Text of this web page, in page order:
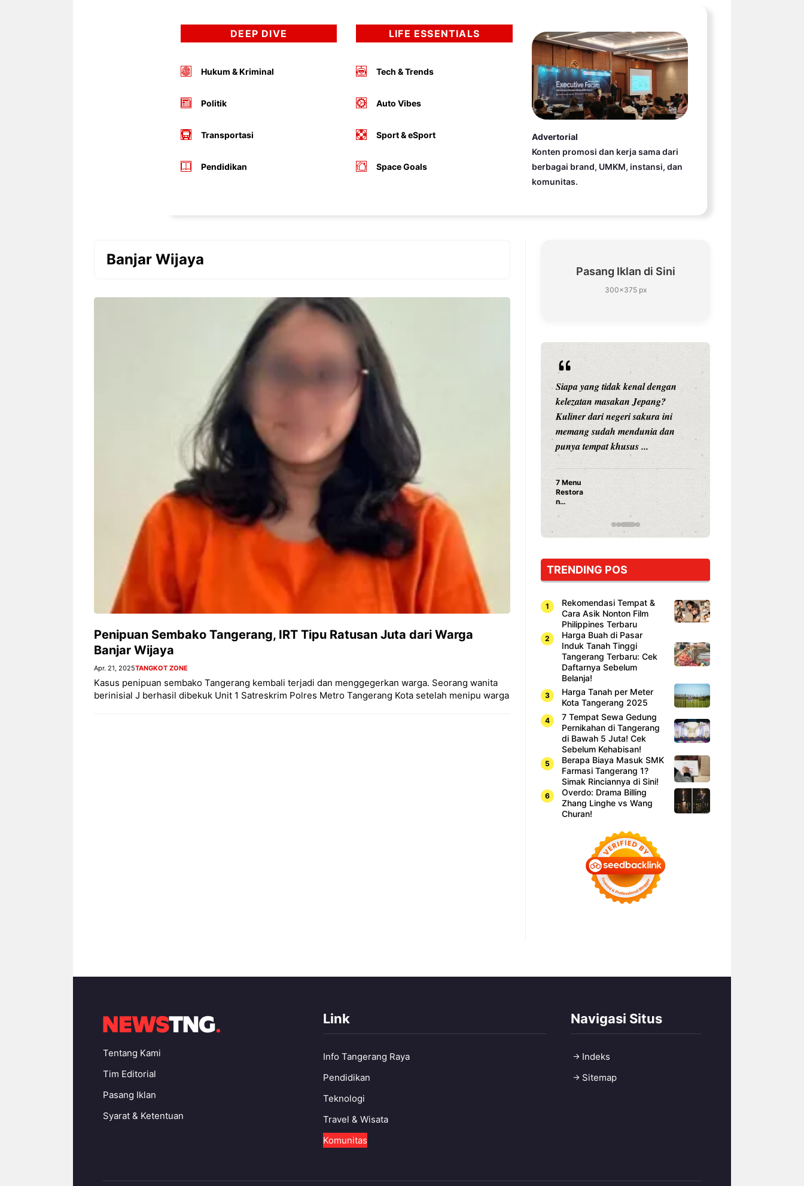
DEEP DIVE
Hukum & Kriminal
Politik
Transportasi
Pendidikan
LIFE ESSENTIALS
Tech & Trends
Auto Vibes
Sport & eSport
Space Goals
Advertorial
Konten promosi dan kerja sama dari
berbagai brand, UMKM, instansi, dan
komunitas.
Banjar Wijaya
Penipuan Sembako Tangerang, IRT Tipu Ratusan Juta dari Warga
Banjar Wijaya
Apr. 21, 2025TANGKOT ZONE
Kasus penipuan sembako Tangerang kembali terjadi dan menggegerkan warga. Seorang wanita
berinisial J berhasil dibekuk Unit 1 Satreskrim Polres Metro Tangerang Kota setelah menipu warga
Pasang Iklan di Sini
300×375 px
Ayam Panggang! Cuma Rp
15 Ribu, Resep Rahasia
Bandung – Menyambut pergantian
tahun 2026, restoran all you can
eat Kakkoii All You Can Eat
Bandung menghadirkan
penawaran spesial ...
Sambut 2026, Kakkoii
Bandung Hadirkan Pesta All
You Can Eat Mulai Rp
145.000
Pernah gak sih kamu mulai
ngerjain sesuatu cuma buat iseng-
iseng, eh ternyata malah jadi
peluang bisnis yang
menguntungkan? Nah, itulah ...
Dari Iseng Jadi Cuan: Kisah
TUM_ATUL yang Ubah
Hampers Jadi Bisnis Kece
Siapa yang tidak kenal dengan
kelezatan masakan Jepang?
Kuliner dari negeri sakura ini
memang sudah mendunia dan
punya tempat khusus ...
7 Menu
Restora
n
yang
Dicoba,
Cuma
Sushi!
TRENDING POS
Rekomendasi Tempat &
Cara Asik Nonton Film
Philippines Terbaru
Harga Buah di Pasar
Induk Tanah Tinggi
Tangerang Terbaru: Cek
Daftarnya Sebelum
Belanja!
Harga Tanah per Meter
Kota Tangerang 2025
7 Tempat Sewa Gedung
Pernikahan di Tangerang
di Bawah 5 Juta! Cek
Sebelum Kehabisan!
Berapa Biaya Masuk SMK
Farmasi Tangerang 1?
Simak Rinciannya di Sini!
Overdo: Drama Billing
Zhang Linghe vs Wang
Churan!
Tentang Kami
Tim Editorial
Pasang Iklan
Syarat & Ketentuan
Link
Info Tangerang Raya
Pendidikan
Teknologi
Travel & Wisata
Komunitas
Navigasi Situs
Indeks
Sitemap